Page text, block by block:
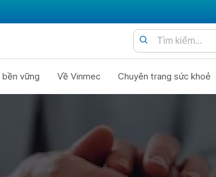
vững Về Vinmec Chuyên trang sức khoẻ